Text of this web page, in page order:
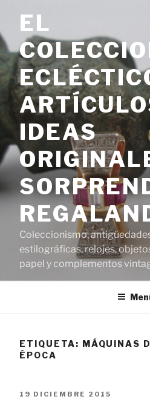
contenido
EL
IDEAS
Coleccionismo,
estilográficas, relojes,
papel y complementos
ETIQUETA: MÁQUINAS
ÉPOCA
PUBLICADO
19 DICIEMBRE 2015